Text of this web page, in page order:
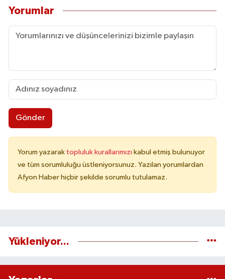
Yorumlar
Gönder
Yorum yazarak topluluk kurallarımızı kabul etmiş bulunuyor
ve tüm sorumluluğu üstleniyorsunuz. Yazılan yorumlardan
Afyon Haber hiçbir şekilde sorumlu tutulamaz.
Yükleniyor...